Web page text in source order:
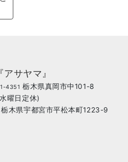
サヤマ』
4351 栃木県真岡市中101-8
曜日定休)
栃木県宇都宮市平松本町1223-9